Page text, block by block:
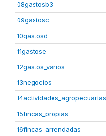
08gastosb3
09gastosc
10gastosd
11gastose
12gastos_varios
13negocios
14actividades_agropecuarias
15fincas_propias
16fincas_arrendadas